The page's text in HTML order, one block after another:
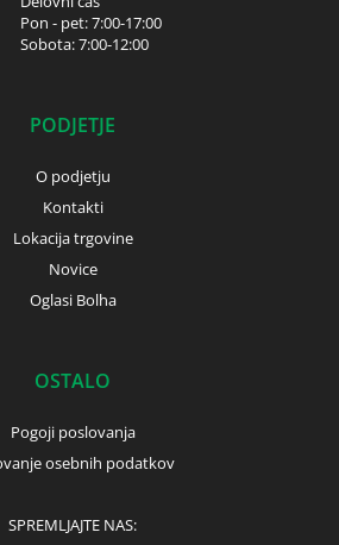
Pon - pet: 7:00-17:00
Sobota: 7:00-12:00
PODJETJE
O podjetju
Kontakti
Lokacija trgovine
Novice
Oglasi Bolha
OSTALO
Pogoji poslovanja
osebnih podatkov
SPREMLJAJTE NAS: